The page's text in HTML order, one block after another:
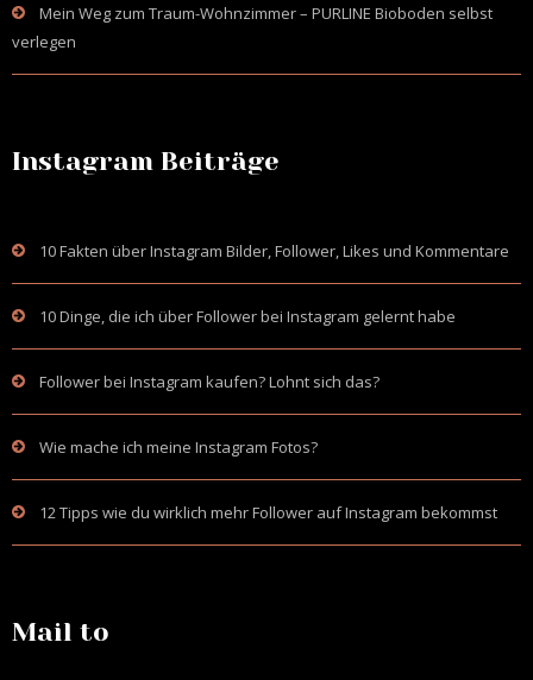
Mein Weg zum Traum-Wohnzimmer – PURLINE Bioboden selbst
verlegen
Instagram Beiträge
10 Fakten über Instagram Bilder, Follower, Likes und Kommentare
10 Dinge, die ich über Follower bei Instagram gelernt habe
Follower bei Instagram kaufen? Lohnt sich das?
Wie mache ich meine Instagram Fotos?
12 Tipps wie du wirklich mehr Follower auf Instagram bekommst
Mail to